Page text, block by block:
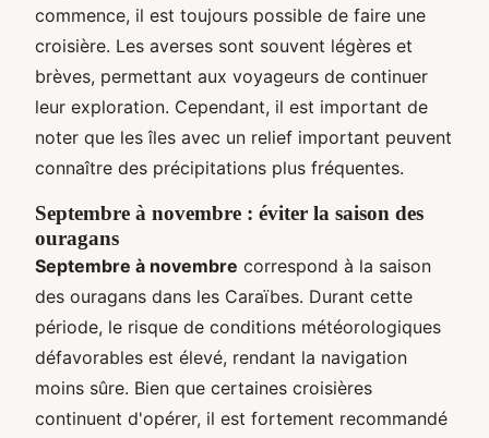
commence, il est toujours possible de faire une
croisière. Les averses sont souvent légères et
brèves, permettant aux voyageurs de continuer
leur exploration. Cependant, il est important de
noter que les îles avec un relief important peuvent
connaître des précipitations plus fréquentes.
Septembre à novembre : éviter la saison des
ouragans
Septembre à novembre correspond à la saison
des ouragans dans les Caraïbes. Durant cette
période, le risque de conditions météorologiques
défavorables est élevé, rendant la navigation
moins sûre. Bien que certaines croisières
continuent d'opérer, il est fortement recommandé